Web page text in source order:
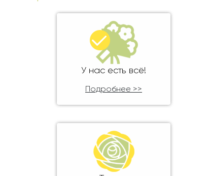
Юбилей
Врачу
Коллеге
Бабушке
Дедушке
У нас есть всё!
Подробнее >>